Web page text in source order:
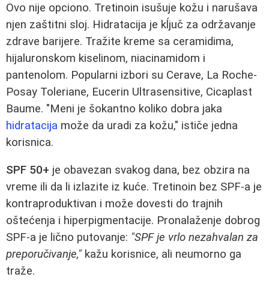
Ovo nije opciono. Tretinoin isušuje kožu i narušava
njen zaštitni sloj. Hidratacija je kĺjuč za održavanje
zdrave barijere. Tražite kreme sa ceramidima,
hijaluronskom kiselinom, niacinamidom i
pantenolom. Popularni izbori su Cerave, La Roche-
Posay Toleriane, Eucerin Ultrasensitive, Cicaplast
Baume. "Meni je šokantno koliko dobra jaka
hidratacija može da uradi za kožu," ističe jedna
korisnica.
SPF 50+ je obavezan svakog dana, bez obzira na
vreme ili da li izlazite iz kuće. Tretinoin bez SPF-a je
kontraproduktivan i može dovesti do trajnih
oštećenja i hiperpigmentacije. Pronalaženje dobrog
SPF-a je lično putovanje: "SPF je vrlo nezahvalan za
preporučivanje," kažu korisnice, ali neumorno ga
traže.